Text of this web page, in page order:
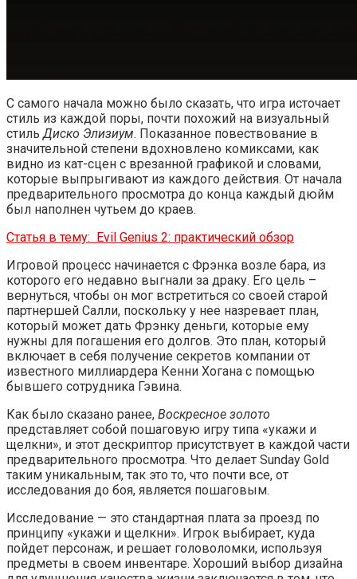
С самого начала можно было сказать, что игра источает
стиль из каждой поры, почти похожий на визуальный
стильДиско Элизиум. Показанное повествование в
значительной степени вдохновлено комиксами, как
видно из кат-сцен с врезанной графикой и словами,
которые выпрыгивают из каждого действия. От начала
предварительного просмотра до конца каждый дюйм
был наполнен чутьем до краев.
Статья в тему: Evil Genius 2: практический обзор
Игровой процесс начинается с Фрэнка возле бара, из
которого его недавно выгнали за драку. Его цель –
вернуться, чтобы он мог встретиться со своей старой
партнершей Салли, поскольку у нее назревает план,
который может дать Фрэнку деньги, которые ему
нужны для погашения его долгов. Это план, который
включает в себя получение секретов компании от
известного миллиардера Кенни Хогана с помощью
бывшего сотрудника Гэвина.
Как было сказано ранее, Воскресное золото
представляет собой пошаговую игру типа «укажи и
щелкни», и этот дескриптор присутствует в каждой части
предварительного просмотра. Что делает Sunday Gold
таким уникальным, так это то, что почти все, от
исследования до боя, является пошаговым.
Исследование — это стандартная плата за проезд по
принципу «укажи и щелкни». Игрок выбирает, куда
пойдет персонаж, и решает головоломки, используя
предметы в своем инвентаре. Хороший выбор дизайна